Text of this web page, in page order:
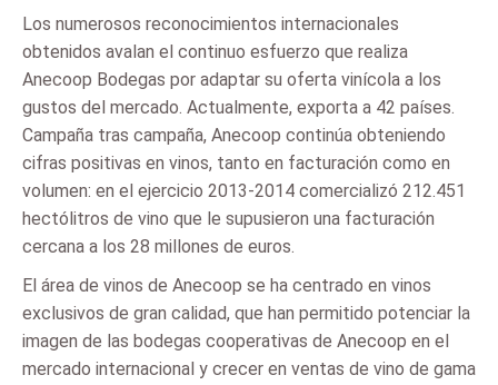
Los numerosos reconocimientos internacionales
obtenidos avalan el continuo esfuerzo que realiza
Anecoop Bodegas por adaptar su oferta vinícola a los
gustos del mercado. Actualmente, exporta a 42 países.
Campaña tras campaña, Anecoop continúa obteniendo
cifras positivas en vinos, tanto en facturación como en
volumen: en el ejercicio 2013-2014 comercializó 212.451
hectólitros de vino que le supusieron una facturación
cercana a los 28 millones de euros.
El área de vinos de Anecoop se ha centrado en vinos
exclusivos de gran calidad, que han permitido potenciar la
imagen de las bodegas cooperativas de Anecoop en el
mercado internacional y crecer en ventas de vino de gama